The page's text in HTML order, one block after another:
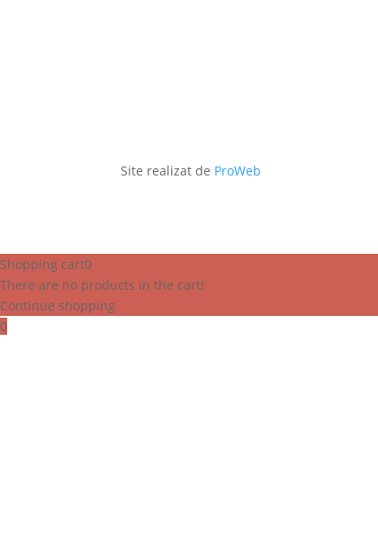
Site realizat de ProWeb
Shopping cart0
There are no products in the cart!
Continue shopping
0